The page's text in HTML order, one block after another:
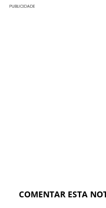
PUBLICIDADE
COMENTAR ESTA